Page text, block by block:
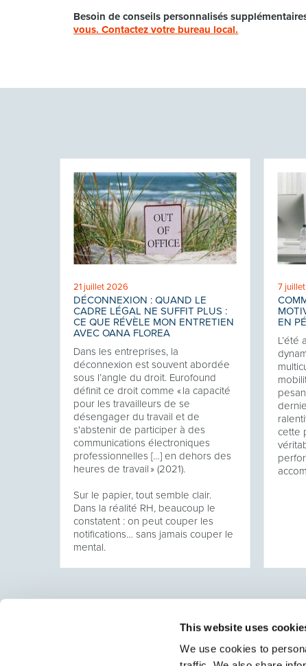
This website uses
We use cookies to
Besoin de conseils personnalisés
vous. Contactez votre bureau local.
21 juillet 2026
DÉCONNEXION : QUAND LE
CADRE LÉGAL NE SUFFIT PLUS :
CE QUE RÉVÈLE MON ENTRETIEN
AVEC OANA FLOREA
Dans les entreprises, la
déconnexion est souvent abordée
sous l’angle du droit. Eurofound
définit ce droit comme « la capacité
pour les travailleurs de se
désengager du travail et de
s'abstenir de participer à des
communications électroniques
professionnelles […] en dehors des
heures de travail » (2021).
Sur le papier, tout semble clair.
Dans la réalité RH, beaucoup le
constatent : on peut couper les
notifications… sans jamais couper le
mental.
7
EN
L’été
cette